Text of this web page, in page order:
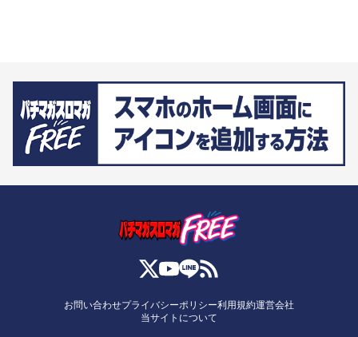
お問い合わせプライバシーポリシー利用規約運営会社
当サイトについて